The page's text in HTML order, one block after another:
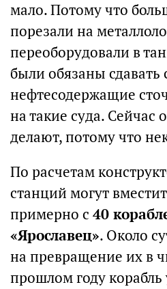
мало. Потому что
порезали на
переоборудовали в
были обязаны сдавать
нефтесодержащие
на такие суда. Сейчас
делают, потому что
По расчетам
станций могут
примерно с 40
«Ярославец». Около
на превращение их в
прошлом году